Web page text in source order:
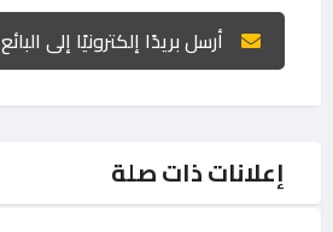
أرسل بريدًا إلكترونيًا إلى البائع
إعلانات ذات صلة